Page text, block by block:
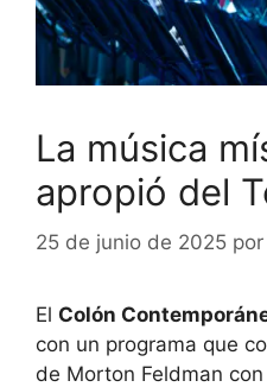
La música
apropió del
25 de junio de 2025 por
El Colón
con un programa que
de Morton Feldman